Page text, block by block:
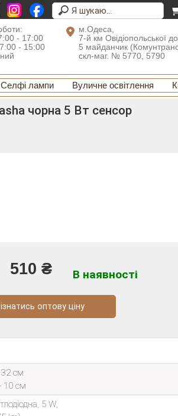
- 17:00
- 15:00
м.Одеса,
7-й км Овідіопольської
5 майданчик
скл-маг. № 5770, 5790
Селфі лампи Вуличне освітлення
чорна 5 Вт сенсор
510 ₴ В наявності
оптову ціну
см
10 см
5 W,